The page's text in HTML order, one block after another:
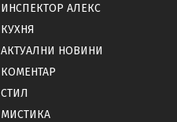
ИНСПЕКТОР АЛЕКС
КУХНЯ
АКТУАЛНИ НОВИНИ
КОМЕНТАР
СТИЛ
МИСТИКА